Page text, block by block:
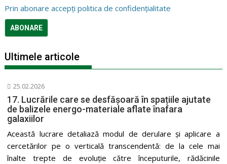
Prin abonare accepți politica de confidențialitate
Ultimele articole
25.02.2026
17. Lucrările care se desfășoară în spațiile ajutate
de balizele energo-materiale aflate înafara
galaxiilor
Această lucrare detaliază modul de derulare și aplicare a
cercetărilor pe o verticală transcendentă: de la cele mai
înalte trepte de evoluție către începuturile, rădăcinile